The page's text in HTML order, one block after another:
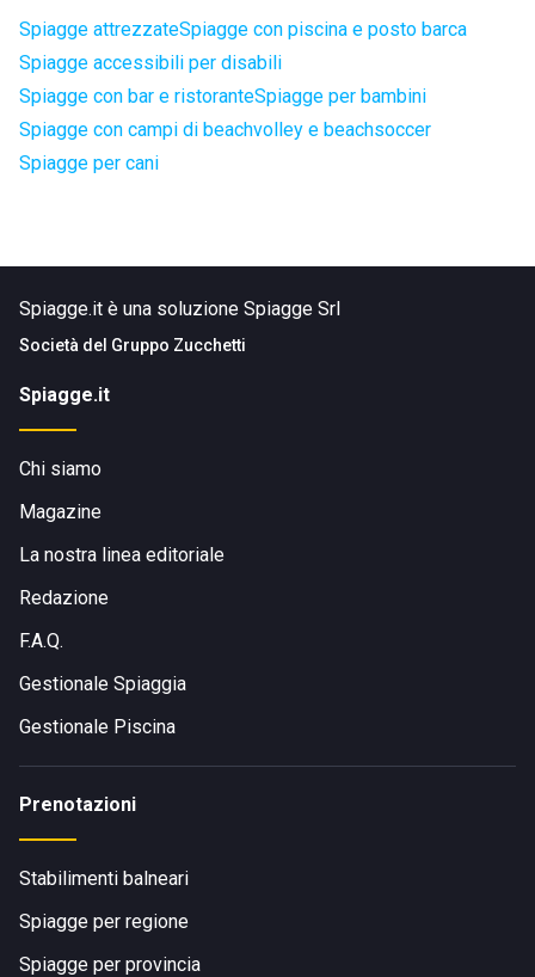
Spiagge attrezzateSpiagge con piscina e posto barca
Spiagge accessibili per disabili
Spiagge con bar e ristoranteSpiagge per bambini
Spiagge con campi di beachvolley e beachsoccer
Spiagge per cani
Spiagge.it è una soluzione Spiagge Srl
Società del Gruppo Zucchetti
Spiagge.it
Chi siamo
Magazine
La nostra linea editoriale
Redazione
F.A.Q.
Gestionale Spiaggia
Gestionale Piscina
Prenotazioni
Stabilimenti balneari
Spiagge per regione
Spiagge per provincia